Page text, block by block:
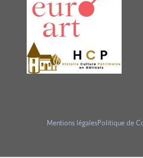
Mentions légalesPolitique de